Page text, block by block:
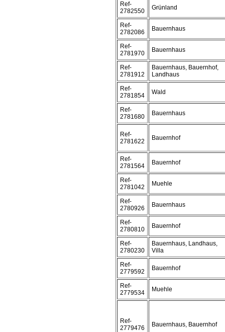
Ref-
2782550
Grünland
Ref-
2782086
Bauernhaus
Ref-
2781970
Bauernhaus
Ref-
2781912
Bauernhaus, Bauernhof,
Landhaus
Ref-
2781854
Wald
Ref-
2781680
Bauernhaus
Ref-
2781622
Bauernhof
Ref-
2781564
Bauernhof
Ref-
2781042
Muehle
Ref-
2780926
Bauernhaus
Ref-
2780810
Bauernhof
Ref-
2780230
Bauernhaus, Landhaus,
Villa
Ref-
2779592
Bauernhof
Ref-
2779534
Muehle
Ref-
2779476
Bauernhaus, Bauernhof